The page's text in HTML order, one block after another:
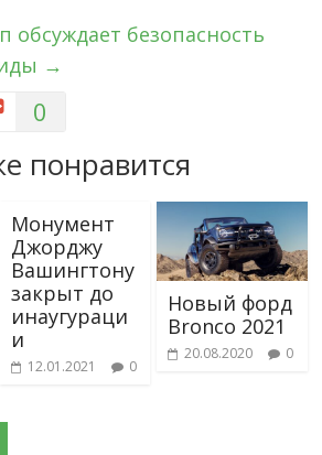
обсуждает безопасность
→
0
понравится
Монумент
Джорджу
Вашингтону
закрыт до
инаугураци
и
12.01.2021 0
Новый форд
Bronco 2021
20.08.2020 0